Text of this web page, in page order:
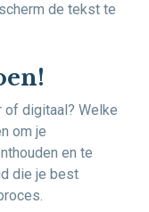
de tekst te
of digitaal? Welke
om je
en te
die je best